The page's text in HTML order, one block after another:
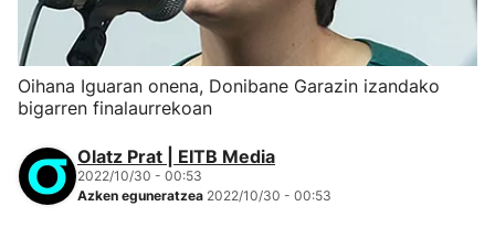
Oihana Iguaran onena, Donibane Garazin izandako
bigarren finalaurrekoan
Olatz Prat | EITB Media
2022/10/30 - 00:53
Azken eguneratzea 2022/10/30 - 00:53